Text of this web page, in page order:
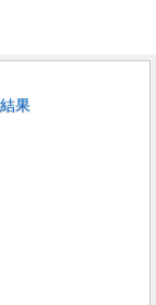
果